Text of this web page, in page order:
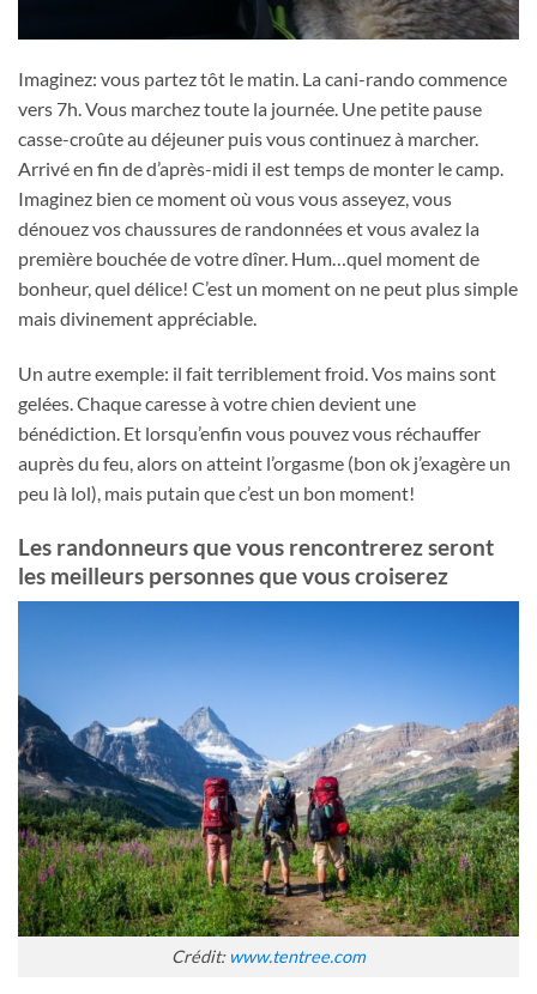
Imaginez: vous partez tôt le matin. La cani-rando commence
vers 7h. Vous marchez toute la journée. Une petite pause
casse-croûte au déjeuner puis vous continuez à marcher.
Arrivé en fin de d’après-midi il est temps de monter le camp.
Imaginez bien ce moment où vous vous asseyez, vous
dénouez vos chaussures de randonnées et vous avalez la
première bouchée de votre dîner. Hum…quel moment de
bonheur, quel délice! C’est un moment on ne peut plus simple
mais divinement appréciable.
Un autre exemple: il fait terriblement froid. Vos mains sont
gelées. Chaque caresse à votre chien devient une
bénédiction. Et lorsqu’enfin vous pouvez vous réchauffer
auprès du feu, alors on atteint l’orgasme (bon ok j’exagère un
peu là lol), mais putain que c’est un bon moment!
Les randonneurs que vous rencontrerez seront
les meilleurs personnes que vous croiserez
Crédit: www.tentree.com